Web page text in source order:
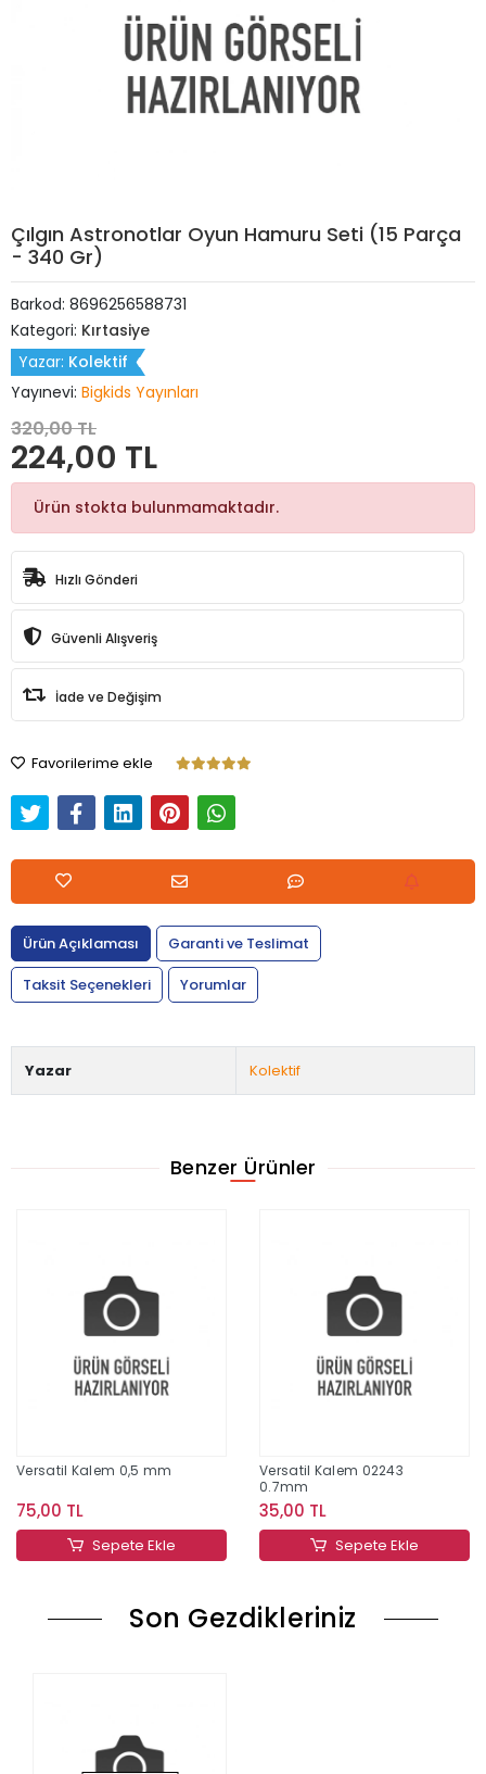
Çılgın Astronotlar Oyun Hamuru Seti (15 Parça
- 340 Gr)
Barkod: 8696256588731
Kategori: Kırtasiye
Yazar: Kolektif
Yayınevi: Bigkids Yayınları
320,00 TL
224,00 TL
Ürün stokta bulunmamaktadır.
Hızlı Gönderi
Güvenli Alışveriş
İade ve Değişim
Favorilerime ekle
Ürün Açıklaması
Garanti ve Teslimat
Taksit Seçenekleri
Yorumlar
Yazar Kolektif
Benzer Ürünler
Versatil Kalem 0,5 mm
75,00 TL
Sepete Ekle
Versatil Kalem 02243
0.7mm
35,00 TL
Sepete Ekle
Son Gezdikleriniz